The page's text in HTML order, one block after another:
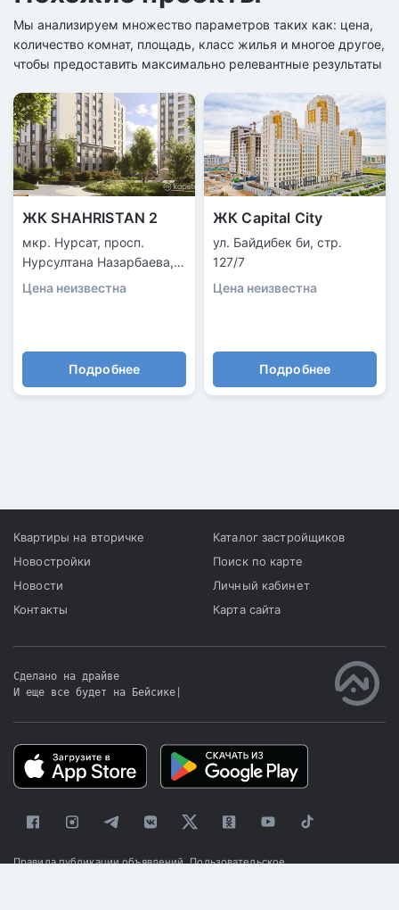
Мы анализируем множество параметров таких как: цена,
количество комнат, площадь, класс жилья и многое другое,
чтобы предоставить максимально релевантные результаты
ЖК SHAHRISTAN 2
мкр. Нурсат, просп.
Нурсултана Назарбаева,
рядом с акиматом
Цена неизвестна
Подробнее
ЖК Capital City
ул. Байдибек би, стр.
127/7
Цена неизвестна
Подробнее
Квартиры на вторичке
Новостройки
Новости
Контакты
Каталог застройщиков
Поиск по карте
Личный кабинет
Карта сайта
Сделано на драйве
И еще все будет на Бейсике
Правила публикации объявлений Пользовательское